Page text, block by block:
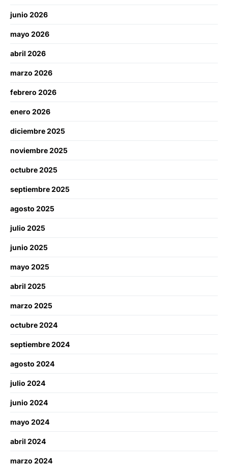
junio 2026
mayo 2026
abril 2026
marzo 2026
febrero 2026
enero 2026
diciembre 2025
noviembre 2025
octubre 2025
septiembre 2025
agosto 2025
julio 2025
junio 2025
mayo 2025
abril 2025
marzo 2025
octubre 2024
septiembre 2024
agosto 2024
julio 2024
junio 2024
mayo 2024
abril 2024
marzo 2024